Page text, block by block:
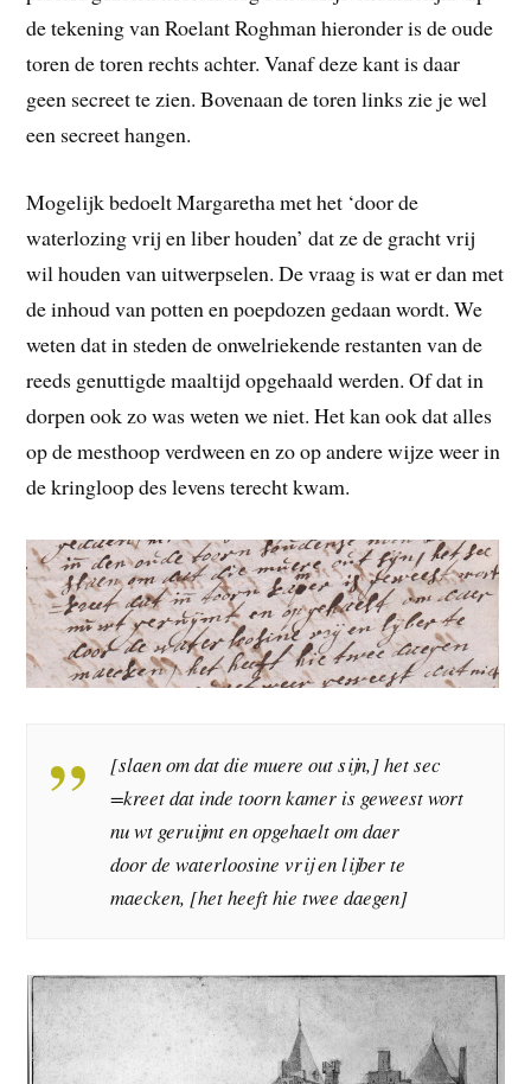
de tekening van Roelant Roghman hieronder is de oude
toren de toren rechts achter. Vanaf deze kant is daar
geen secreet te zien. Bovenaan de toren links zie je wel
een secreet hangen.
Mogelijk bedoelt Margaretha met het ‘door de
waterlozing vrij en liber houden’ dat ze de gracht vrij
wil houden van uitwerpselen. De vraag is wat er dan met
de inhoud van potten en poepdozen gedaan wordt. We
weten dat in steden de onwelriekende restanten van de
reeds genuttigde maaltijd opgehaald werden. Of dat in
dorpen ook zo was weten we niet. Het kan ook dat alles
op de mesthoop verdween en zo op andere wijze weer in
de kringloop des levens terecht kwam.
[slaen om dat die muere out sijn,] het sec
=kreet dat inde toorn kamer is geweest wort
nu wt geruijmt en opgehaelt om daer
door de waterloosine vrij en lijber te
maecken, [het heeft hie twee daegen]